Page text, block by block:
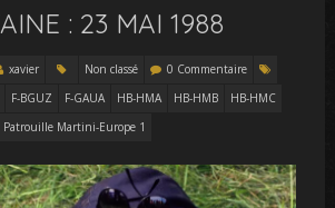
: 23 MAI 1988
xavier Non classé
0 Commentaire
F-BGUZ F-GAUA HB-HMA HB-HMB
HB-HMC
Patrouille Martini-Europe 1